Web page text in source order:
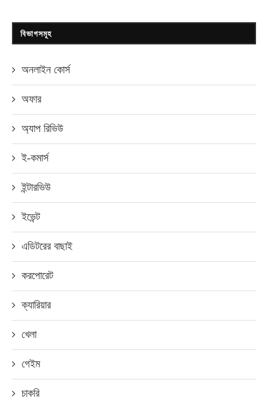
বিভাগসমূহ
অনলাইন কোর্স
অফার
অ্যাপ রিভিউ
ই-কমার্স
ইন্টারভিউ
ইভেন্ট
এডিটরের বাছাই
করপোরেট
ক্যারিয়ার
খেলা
গেইম
চাকরি